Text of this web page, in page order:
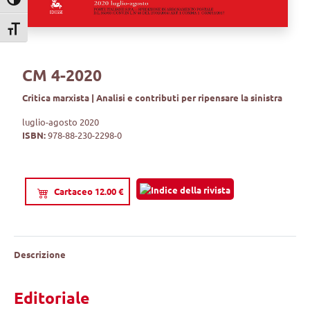
Attiva/disattiva dimensione testo
CM 4-2020
Critica marxista | Analisi e contributi per ripensare la sinistra
luglio-agosto 2020
ISBN:978-88-230-2298-0
Cartaceo 12.00 €
Descrizione
Editoriale